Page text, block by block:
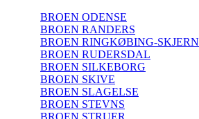
BROEN ODENSE
BROEN RANDERS
BROEN RINGKØBING-SKJERN
BROEN RUDERSDAL
BROEN SILKEBORG
BROEN SKIVE
BROEN SLAGELSE
BROEN STEVNS
BROEN STRUER